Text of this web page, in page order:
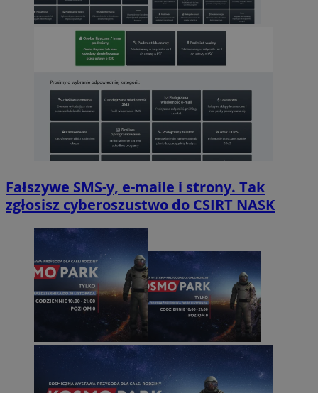
Fałszywe SMS-y, e-maile i strony. Tak
zgłosisz cyberoszustwo do CSIRT NASK